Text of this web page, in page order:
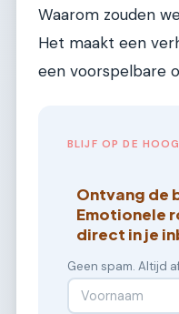
Waarom zouden
Het maakt een
een voorspelbare
BLIJF OP DE
Ontvang de
Emotionele
direct in je
Geen spam. Altijd